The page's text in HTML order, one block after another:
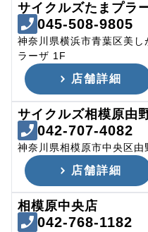
サイクルズたまプラ
045-508-9805
神奈川県横浜市青葉区美
ラーザ 1F
店舗詳細
サイクルズ相模原由
042-707-4082
神奈川県相模原市中央区
店舗詳細
相模原中央店
042-768-1182